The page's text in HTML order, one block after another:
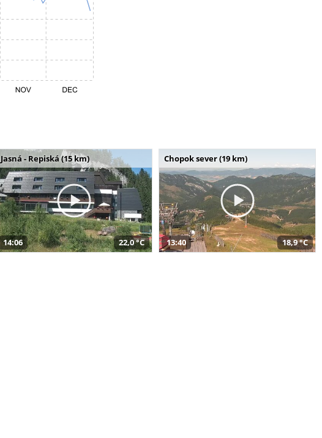
Jasná - Repiská (15 km)
14:06 22,0 °C
Chopok sever (19 km)
13:40 18,9 °C